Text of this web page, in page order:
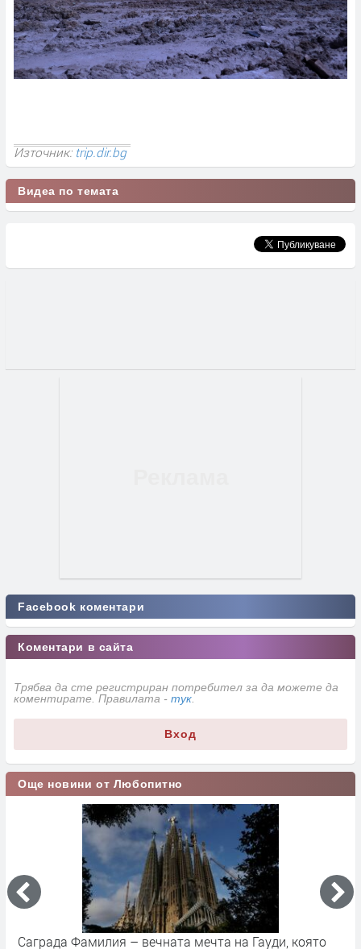
Източник: trip.dir.bg
Видеа по темата
Facebook коментари
Коментари в сайта
Трябва да сте регистриран потребител за да можете да
коментирате. Правилата - тук.
Вход
Още новини от Любопитно
Саграда Фамилия – вечната мечта на Гауди, която